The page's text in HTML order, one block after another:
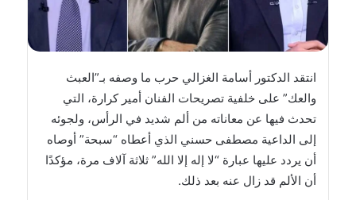
انتقد الدكتور أسامة الغزالي حرب ما وصفه بـ”العبث
والعك” على خلفية تصريحات الفنان أمير كرارة، التي
تحدث فيها عن معاناته من ألم شديد في الرأس، ولجوئه
إلى الداعية مصطفى حسني الذي أعطاه “سبحة” أوصاه
أن يردد عليها عبارة “لا إله إلا الله” ثلاثة آلاف مرة، مؤكدًا
أن الألم قد زال عنه بعد ذلك.